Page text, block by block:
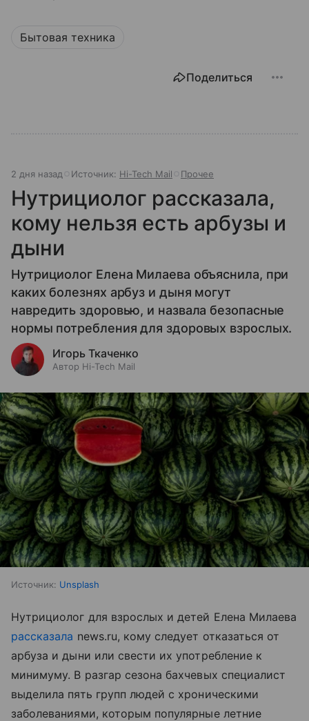
Бытовая техника
Поделиться
2 дня назад Источник: Hi-Tech Mail Прочее
Нутрициолог рассказала,
кому нельзя есть арбузы и
дыни
Нутрициолог Елена Милаева объяснила, при
каких болезнях арбуз и дыня могут
навредить здоровью, и назвала безопасные
нормы потребления для здоровых взрослых.
Игорь Ткаченко
Автор Hi-Tech Mail
Источник: Unsplash
Нутрициолог для взрослых и детей Елена Милаева
рассказала news.ru, кому следует отказаться от
арбуза и дыни или свести их употребление к
минимуму. В разгар сезона бахчевых специалист
выделила пять групп людей с хроническими
заболеваниями, которым популярные летние